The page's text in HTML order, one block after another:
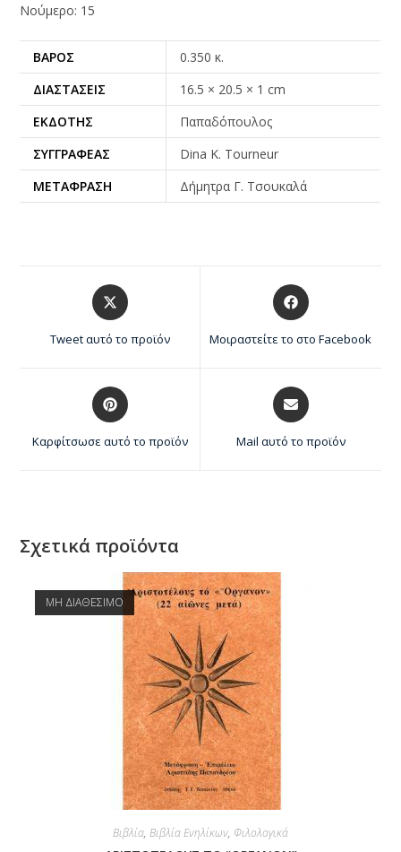
Νούμερο: 15
ΒΆΡΟΣ
0.350 κ.
ΔΙΑΣΤΆΣΕΙΣ
16.5 × 20.5 × 1 cm
ΕΚΔΌΤΗΣ
Παπαδόπουλος
ΣΥΓΓΡΑΦΈΑΣ
Dina K. Tourneur
ΜΕΤΆΦΡΑΣΗ
Δήμητρα Γ. Τσουκαλά
Tweet αυτό το προϊόν Μοιραστείτε το στο Facebook
Καρφίτσωσε αυτό το προϊόν Mail αυτό το προϊόν
Σχετικά προϊόντα
ΜΗ ΔΙΑΘΕΣΙΜΟ
Βιβλία, Βιβλία Ενηλίκων, Φιλολογικά